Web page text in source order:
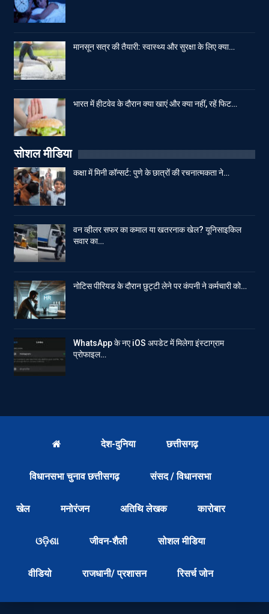
मानसून सत्र की तैयारी: स्वास्थ्य और सुरक्षा के लिए क्या…
भारत में हीटवेव के दौरान क्या खाएं और क्या नहीं, रहें फिट…
सोशल मीडिया
कक्षा में मिनी कॉन्सर्ट: पुणे के छात्रों की रचनात्मकता ने…
वन व्हीलर सफर का कमाल या खतरनाक खेल? यूनिसाइकिल
सवार का…
नोटिस पीरियड के दौरान छुट्टी लेने पर कंपनी ने कर्मचारी को…
WhatsApp के नए iOS अपडेट में मिलेगा इंस्टाग्राम
प्रोफाइल…
देश-दुनिया छत्तीसगढ़
विधानसभा चुनाव छत्तीसगढ़ संसद / विधानसभा
खेल मनोरंजन अतिथि लेखक कारोबार
ଓଡ଼ିଶା जीवन-शैली सोशल मीडिया
वीडियो राजधानी/ प्रशासन रिसर्च जोन